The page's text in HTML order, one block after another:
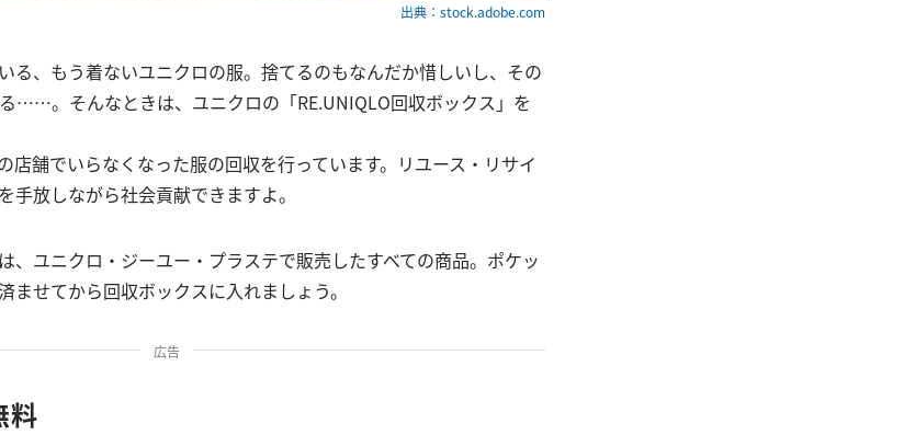
出典：stock.adobe.com
る、もう着ないユニクロの服。捨てるのもなんだか惜しいし、その
……。そんなときは、ユニクロの「RE.UNIQLO回収ボックス」を
店舗でいらなくなった服の回収を行っています。リユース・リサイ
手放しながら社会貢献できますよ。
、ユニクロ・ジーユー・プラステで販売したすべての商品。ポケッ
ませてから回収ボックスに入れましょう。
広告
料